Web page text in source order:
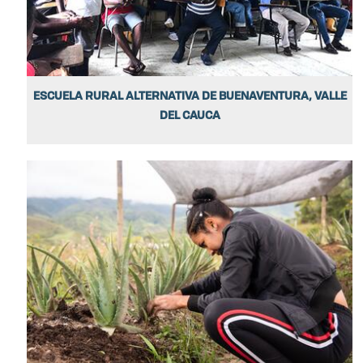
ESCUELA RURAL ALTERNATIVA DE BUENAVENTURA, VALLE
DEL CAUCA